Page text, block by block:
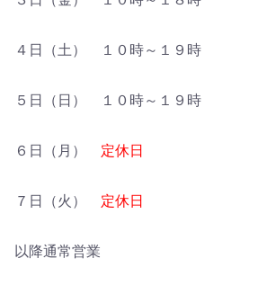
４日（土） １０時～１９時
５日（日） １０時～１９時
６日（月） 定休日
７日（火） 定休日
以降通常営業